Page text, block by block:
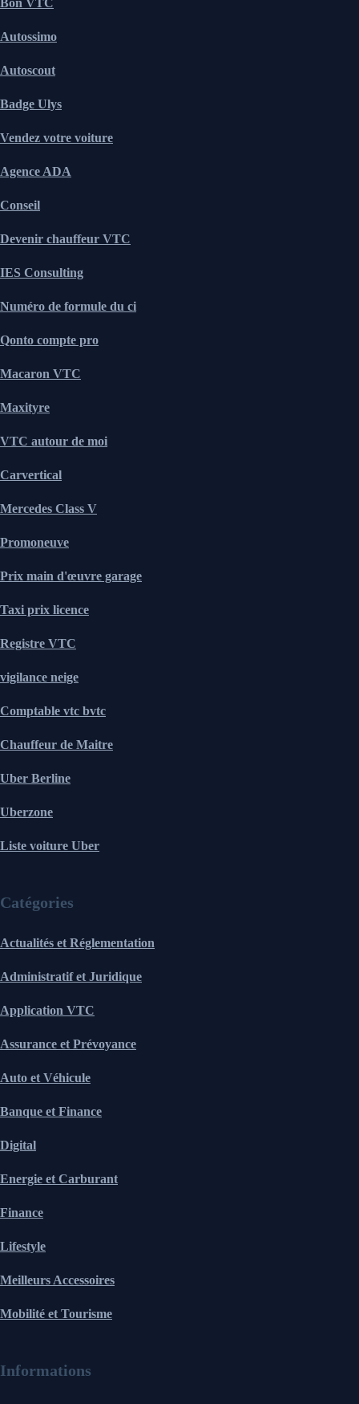
Bon VTC
Autossimo
Autoscout
Badge Ulys
Vendez votre voiture
Agence ADA
Conseil
Devenir chauffeur VTC
IES Consulting
Numéro de formule du ci
Qonto compte pro
Macaron VTC
Maxityre
VTC autour de moi
Carvertical
Mercedes Class V
Promoneuve
Prix main d'œuvre garage
Taxi prix licence
Registre VTC
vigilance neige
Comptable vtc bvtc
Chauffeur de Maitre
Uber Berline
Uberzone
Liste voiture Uber
Catégories
Actualités et Réglementation
Administratif et Juridique
Application VTC
Assurance et Prévoyance
Auto et Véhicule
Banque et Finance
Digital
Energie et Carburant
Finance
Lifestyle
Meilleurs Accessoires
Mobilité et Tourisme
Informations